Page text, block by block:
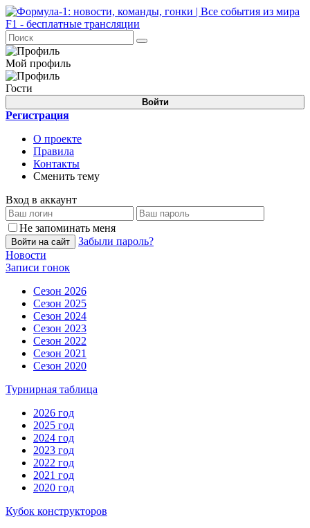
Мой профиль
Гости
Войти
Регистрация
О проекте
Правила
Контакты
Сменить тему
Вход в аккаунт
Не запоминать меня
Войти на сайт
Забыли пароль?
Новости
Записи гонок
Сезон 2026
Сезон 2025
Сезон 2024
Сезон 2023
Сезон 2022
Сезон 2021
Сезон 2020
Турнирная таблица
2026 год
2025 год
2024 год
2023 год
2022 год
2021 год
2020 год
Кубок конструкторов